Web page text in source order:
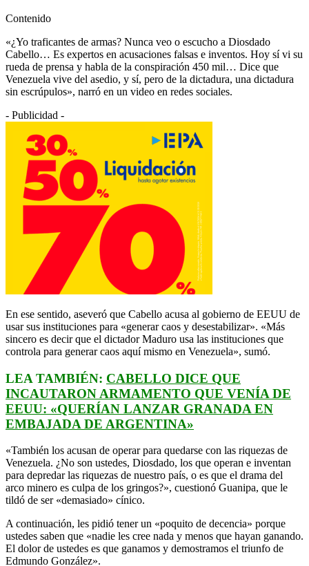
Contenido
«¿Yo traficantes de armas? Nunca veo o escucho a Diosdado
Cabello… Es expertos en acusaciones falsas e inventos. Hoy sí vi su
rueda de prensa y habla de la conspiración 450 mil… Dice que
Venezuela vive del asedio, y sí, pero de la dictadura, una dictadura
sin escrúpulos», narró en un video en redes sociales.
- Publicidad -
En ese sentido, aseveró que Cabello acusa al gobierno de EEUU de
usar sus instituciones para «generar caos y desestabilizar». «Más
sincero es decir que el dictador Maduro usa las instituciones que
controla para generar caos aquí mismo en Venezuela», sumó.
LEA TAMBIÉN: CABELLO DICE QUE
INCAUTARON ARMAMENTO QUE VENÍA DE
EEUU: «QUERÍAN LANZAR GRANADA EN
EMBAJADA DE ARGENTINA»
«También los acusan de operar para quedarse con las riquezas de
Venezuela. ¿No son ustedes, Diosdado, los que operan e inventan
para depredar las riquezas de nuestro país, o es que el drama del
arco minero es culpa de los gringos?», cuestionó Guanipa, que le
tildó de ser «demasiado» cínico.
A continuación, les pidió tener un «poquito de decencia» porque
ustedes saben que «nadie les cree nada y menos que hayan ganando.
El dolor de ustedes es que ganamos y demostramos el triunfo de
Edmundo González».